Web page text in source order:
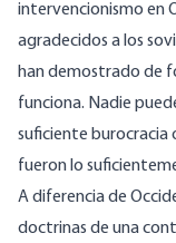
intervencionismo en
agradecidos a los
han demostrado de
funciona. Nadie
suficiente burocracia
fueron lo
A diferencia de
doctrinas de una